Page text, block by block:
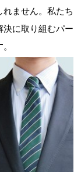
ません。私たち
に取り組むパー